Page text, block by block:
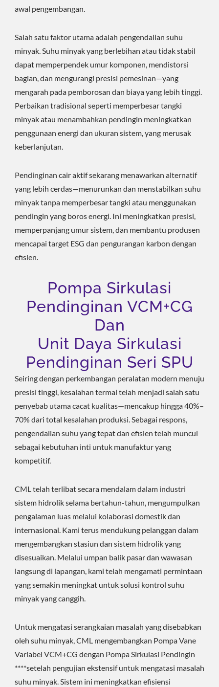
awal pengembangan.
Salah satu faktor utama adalah pengendalian suhu
minyak. Suhu minyak yang berlebihan atau tidak stabil
dapat memperpendek umur komponen, mendistorsi
bagian, dan mengurangi presisi pemesinan—yang
mengarah pada pemborosan dan biaya yang lebih tinggi.
Perbaikan tradisional seperti memperbesar tangki
minyak atau menambahkan pendingin meningkatkan
penggunaan energi dan ukuran sistem, yang merusak
keberlanjutan.
Pendinginan cair aktif sekarang menawarkan alternatif
yang lebih cerdas—menurunkan dan menstabilkan suhu
minyak tanpa memperbesar tangki atau menggunakan
pendingin yang boros energi. Ini meningkatkan presisi,
memperpanjang umur sistem, dan membantu produsen
mencapai target ESG dan pengurangan karbon dengan
efisien.
Pompa Sirkulasi
Pendinginan VCM+CG
Dan
Unit Daya Sirkulasi
Pendinginan Seri SPU
Seiring dengan perkembangan peralatan modern menuju
presisi tinggi, kesalahan termal telah menjadi salah satu
penyebab utama cacat kualitas—mencakup hingga 40%–
70% dari total kesalahan produksi. Sebagai respons,
pengendalian suhu yang tepat dan efisien telah muncul
sebagai kebutuhan inti untuk manufaktur yang
kompetitif.
CML telah terlibat secara mendalam dalam industri
sistem hidrolik selama bertahun-tahun, mengumpulkan
pengalaman luas melalui kolaborasi domestik dan
internasional. Kami terus mendukung pelanggan dalam
mengembangkan stasiun dan sistem hidrolik yang
disesuaikan. Melalui umpan balik pasar dan wawasan
langsung di lapangan, kami telah mengamati permintaan
yang semakin meningkat untuk solusi kontrol suhu
minyak yang canggih.
Untuk mengatasi serangkaian masalah yang disebabkan
oleh suhu minyak, CML mengembangkan Pompa Vane
Variabel VCM+CG dengan Pompa Sirkulasi Pendingin
****setelah pengujian ekstensif untuk mengatasi masalah
suhu minyak. Sistem ini meningkatkan efisiensi